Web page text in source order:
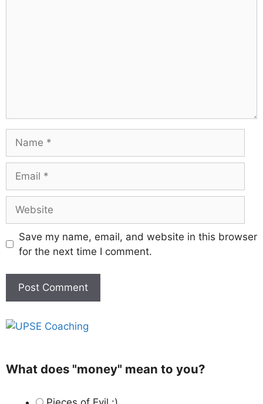
Save my name, email, and website in this browser
for the next time I comment.
What does "money" mean to you?